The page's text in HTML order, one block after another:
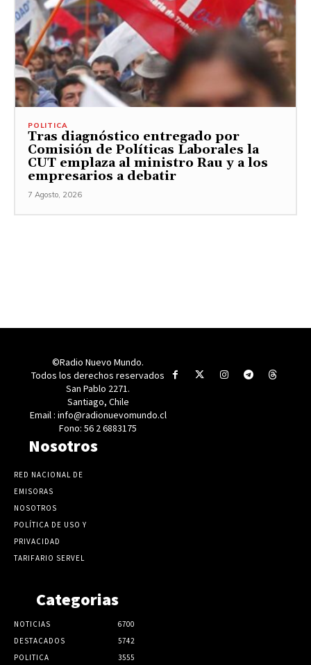
POLITICA
Tras diagnóstico entregado por
Comisión de Políticas Laborales la
CUT emplaza al ministro Rau y a los
empresarios a debatir
7 Agosto, 2026
©Radio Nuevo Mundo.
Todos los derechos reservados
San Pablo 2271.
Santiago, Chile
Email : info@radionuevomundo.cl
Fono: 56 2 6883175
Nosotros
RED NACIONAL DE
EMISORAS
NOSOTROS
POLÍTICA DE USO Y
PRIVACIDAD
TARIFARIO SERVEL
Categorias
NOTICIAS
6700
DESTACADOS
5742
POLITICA
3555